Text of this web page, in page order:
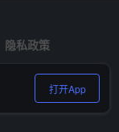
隐私政策
打开App